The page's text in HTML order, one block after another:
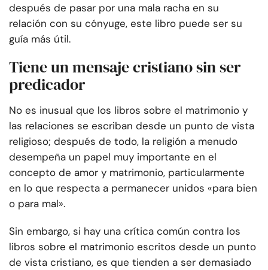
después de pasar por una mala racha en su
relación con su cónyuge, este libro puede ser su
guía más útil.
Tiene un mensaje cristiano sin ser
predicador
No es inusual que los libros sobre el matrimonio y
las relaciones se escriban desde un punto de vista
religioso; después de todo, la religión a menudo
desempeña un papel muy importante en el
concepto de amor y matrimonio, particularmente
en lo que respecta a permanecer unidos «para bien
o para mal».
Sin embargo, si hay una crítica común contra los
libros sobre el matrimonio escritos desde un punto
de vista cristiano, es que tienden a ser demasiado